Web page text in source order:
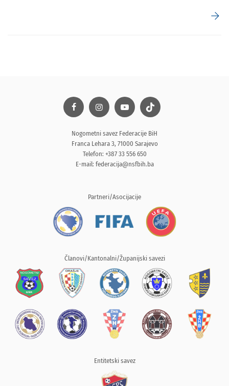
arrow_forward
Nogometni savez Federacije BiH
Franca Lehara 3, 71000 Sarajevo
Telefon: +387 33 556 650
E-mail: federacija@nsfbih.ba
Partneri/Asocijacije
Članovi/Kantonalni/Županijski savezi
Entitetski savez